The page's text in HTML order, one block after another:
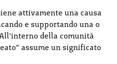
attivamente una causa
e supportando una o
della comunità
assume un significato